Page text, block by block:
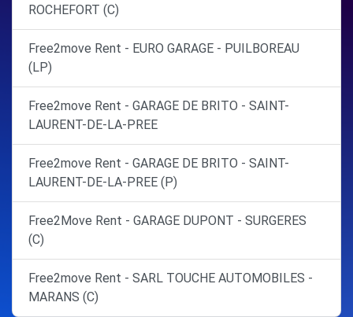
ROCHEFORT (C)
Free2move Rent - EURO GARAGE - PUILBOREAU
(LP)
Free2move Rent - GARAGE DE BRITO - SAINT-
LAURENT-DE-LA-PREE
Free2move Rent - GARAGE DE BRITO - SAINT-
LAURENT-DE-LA-PREE (P)
Free2Move Rent - GARAGE DUPONT - SURGERES
(C)
Free2move Rent - SARL TOUCHE AUTOMOBILES -
MARANS (C)